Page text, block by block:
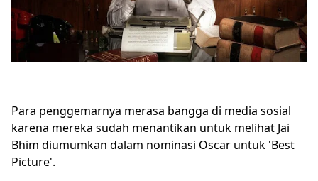
Para penggemarnya merasa bangga di media sosial
karena mereka sudah menantikan untuk melihat Jai
Bhim diumumkan dalam nominasi Oscar untuk 'Best
Picture'.